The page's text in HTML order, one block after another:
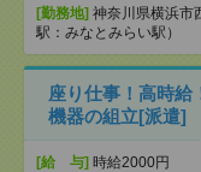
[勤務地] 神奈川県横浜市
駅：みなとみらい駅）
座り仕事！高時給
機器の組立[派遣]
[給 与] 時給2000円